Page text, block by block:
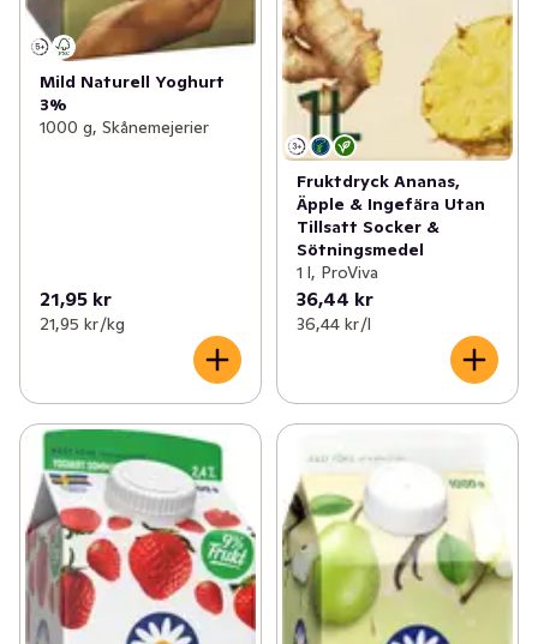
Mild Naturell Yoghurt
3%
1000 g, Skånemejerier
21,95 kr
21,95 kr /kg
Fruktdryck Ananas,
Äpple & Ingefära Utan
Tillsatt Socker &
Sötningsmedel
1 l, ProViva
36,44 kr
36,44 kr /l